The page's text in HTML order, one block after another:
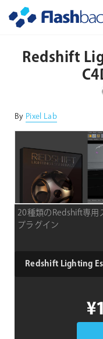
Redshift
対
By Pixel Lab
20種類のRedshift専用
プラグイン
type